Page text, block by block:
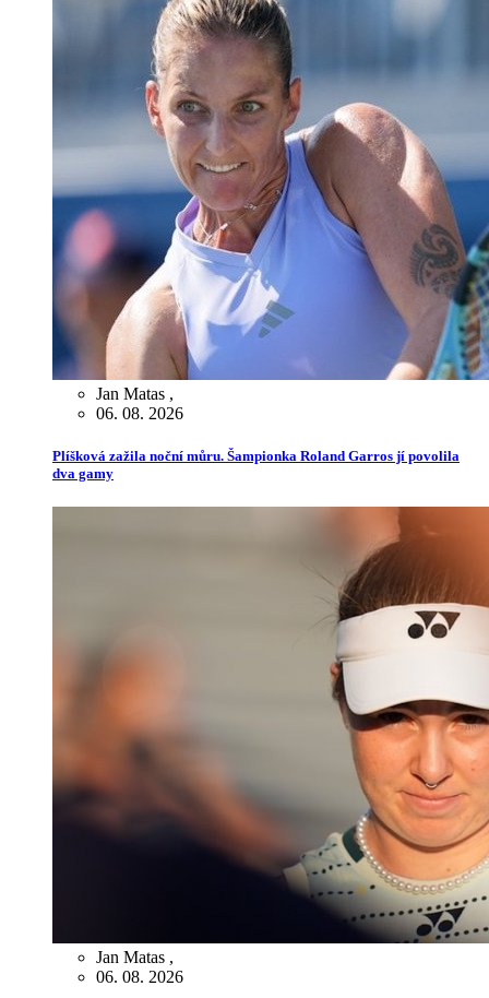
Jan Matas ,
06. 08. 2026
Plíšková zažila noční můru. Šampionka Roland Garros jí povolila
dva gamy
Jan Matas ,
06. 08. 2026